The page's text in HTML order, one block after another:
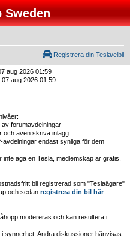
Sweden
Registrera din Tesla/elbil
aug 2026 01:59
aug 2026 01:59
forumavdelningar
och även skriva inlägg
avdelningar endast synliga för dem
inte äga en Tesla, medlemskap är gratis.
bli registrerad som "Teslaägare"
och sedan registrera din bil här.
modereras och kan resultera i
synnerhet. Andra diskussioner hänvisas